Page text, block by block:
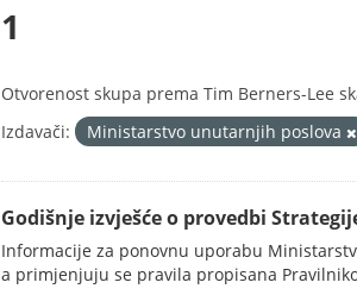
1
Otvorenost skupa prema Tim Berners-Lee
Izdavači:
Ministarstvo unutarnjih poslova
Godišnje izvješće o provedbi
Informacije za ponovnu uporabu
a primjenjuju se pravila propisana